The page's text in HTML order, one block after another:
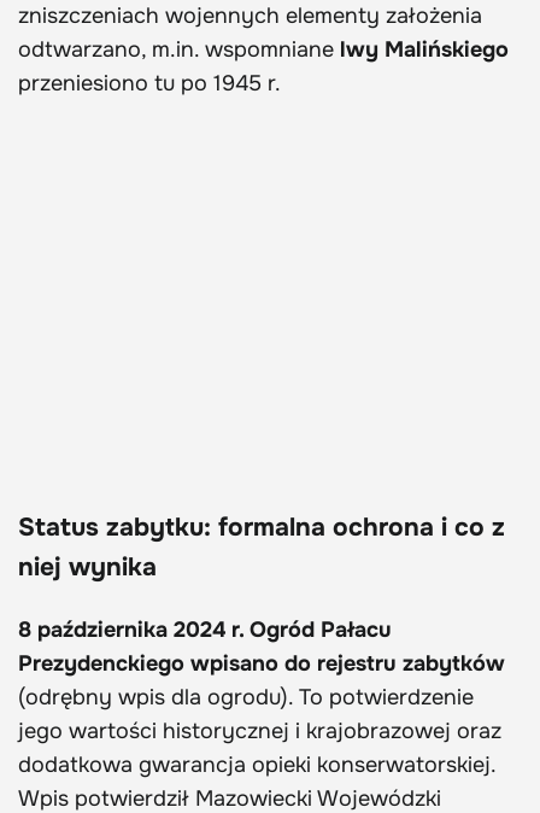
zniszczeniach wojennych elementy założenia
odtwarzano, m.in. wspomniane lwy Malińskiego
przeniesiono tu po 1945 r.
Status zabytku: formalna ochrona i co z
niej wynika
8 października 2024 r. Ogród Pałacu
Prezydenckiego wpisano do rejestru zabytków
(odrębny wpis dla ogrodu). To potwierdzenie
jego wartości historycznej i krajobrazowej oraz
dodatkowa gwarancja opieki konserwatorskiej.
Wpis potwierdził Mazowiecki Wojewódzki